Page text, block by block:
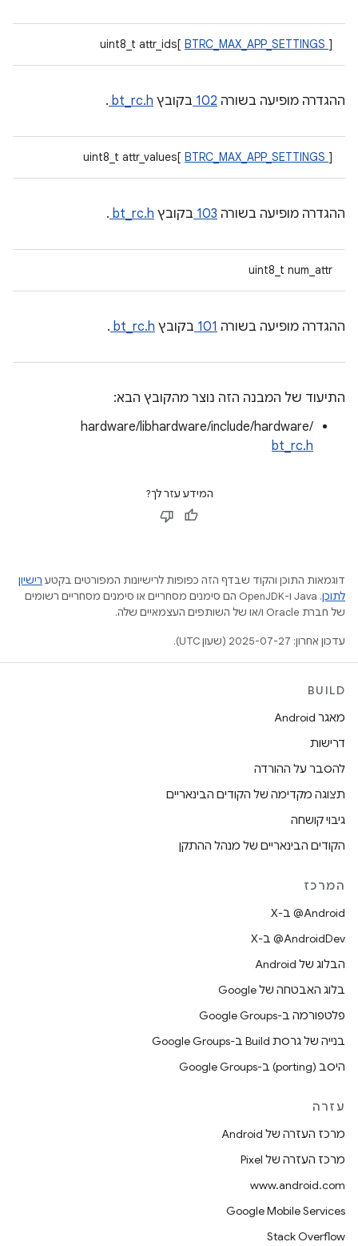
uint8_t attr_ids[ BTRC_MAX_APP_SETTINGS ]
ההגדרה מופיעה בשורה 102 בקובץ bt_rc.h
.
uint8_t attr_values[ BTRC_MAX_APP_SETTINGS ]
ההגדרה מופיעה בשורה 103 בקובץ bt_rc.h
.
uint8_t num_attr
ההגדרה מופיעה בשורה 101 בקובץ bt_rc.h
.
התיעוד של המבנה הזה נוצר מהקובץ הבא:
hardware/libhardware/include/hardware/
bt_rc.h
המידע עזר לך?
דוגמאות התוכן והקוד שבדף הזה כפופות לרישיונות המפורטים בקטע רישיון
לתוכן
.‏ Java ו-OpenJDK הם סימנים מסחריים או סימנים מסחריים רשומים
של חברת Oracle ו/או של השותפים העצמאיים שלה.
עדכון אחרון: 2025-07-27 (שעון UTC).
BUILD
מאגר Android
דרישות
להסבר על ההורדה
תצוגה מקדימה של הקודים הבינאריים
גיבוי קושחה
הקודים הבינאריים של מנהל ההתקן
המרכז
‫‎@Android ב-X
‫‎@AndroidDev ב-X
הבלוג של Android
בלוג האבטחה של Google
פלטפורמה ב-Google Groups
בנייה של גרסת Build ב-Google Groups
היסב (porting) ב-Google Groups
עזרה
מרכז העזרה של Android
מרכז העזרה של Pixel
www.android.com
Google Mobile Services
Stack Overflow